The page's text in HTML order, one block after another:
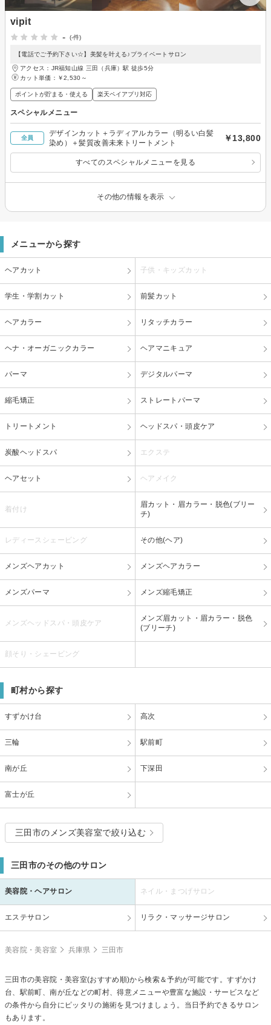
vipit
-
(-件)
【電話でご予約下さい☆】美髪を叶える♪プライベートサロン
アクセス：JR福知山線 三田（兵庫）駅 徒歩5分
カット単価： ￥2,530～
ポイントが貯まる・使える 楽天ペイアプリ対応
スペシャルメニュー
全員
デザインカット＋ラディアルカラー（明るい白髪
染め）＋髪質改善未来トリートメント
￥13,800
すべてのスペシャルメニューを見る
その他の情報を表示
メニューから探す
ヘアカット 子供・キッズカット
学生・学割カット 前髪カット
ヘアカラー リタッチカラー
ヘナ・オーガニックカラー ヘアマニキュア
パーマ デジタルパーマ
縮毛矯正 ストレートパーマ
トリートメント ヘッドスパ・頭皮ケア
炭酸ヘッドスパ エクステ
ヘアセット ヘアメイク
着付け
眉カット・眉カラー・脱色(ブリー
チ)
レディースシェービング その他(ヘア)
メンズヘアカット メンズヘアカラー
メンズパーマ メンズ縮毛矯正
メンズヘッドスパ・頭皮ケア
メンズ眉カット・眉カラー・脱色
(ブリーチ)
顔そり・シェービング
町村から探す
すずかけ台 高次
三輪 駅前町
南が丘 下深田
富士が丘
三田市のメンズ美容室で絞り込む
三田市のその他のサロン
美容院・ヘアサロン ネイル・まつげサロン
エステサロン リラク・マッサージサロン
美容院・美容室 兵庫県 三田市
三田市の美容院・美容室(おすすめ順)から検索＆予約が可能です。すずかけ
台、駅前町、南が丘などの町村、得意メニューや豊富な施設・サービスなど
の条件から自分にピッタリの施術を見つけましょう。当日予約できるサロン
もあります。